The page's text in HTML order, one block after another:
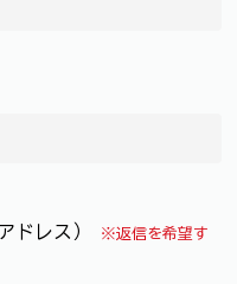
ドレス）
※返信を希望す